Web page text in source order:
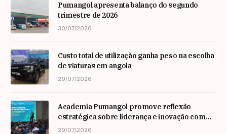
Pumangol apresenta balanço do segundo
trimestre de 2026
30/07/2026
Custo total de utilização ganha peso na escolha
de viaturas em angola
29/07/2026
Academia Pumangol promove reflexão
estratégica sobre liderança e inovação com
especialista internacional Nadim Habib
29/07/2026